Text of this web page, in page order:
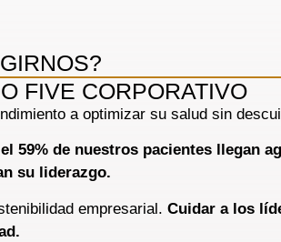
FIVE CORPORATIVO
a optimizar su salud sin
el 59% de nuestros pacientes llegan
su liderazgo.
empresarial. Cuidar a los